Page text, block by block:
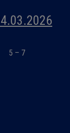
5 – 7